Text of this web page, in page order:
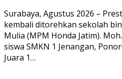
Surabaya, Agustus 2026 –
kembali ditorehkan sekolah
Mulia (MPM Honda Jatim).
siswa SMKN 1 Jenangan,
Juara 1…